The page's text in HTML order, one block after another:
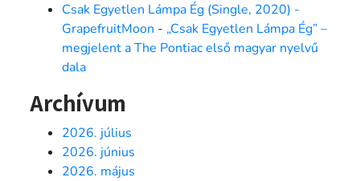
Csak Egyetlen Lámpa Ég (Single, 2020) -
GrapefruitMoon - „Csak Egyetlen Lámpa Ég” –
megjelent a The Pontiac első magyar nyelvű
dala
Archívum
2026. július
2026. június
2026. május